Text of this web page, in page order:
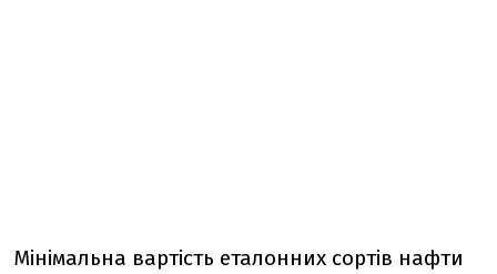
Мінімальна вартість еталонних сортів нафти